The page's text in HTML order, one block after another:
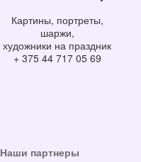
Картины, портреты,
шаржи,
художники на праздник
+ 375 44 717 05 69
Наши партнеры